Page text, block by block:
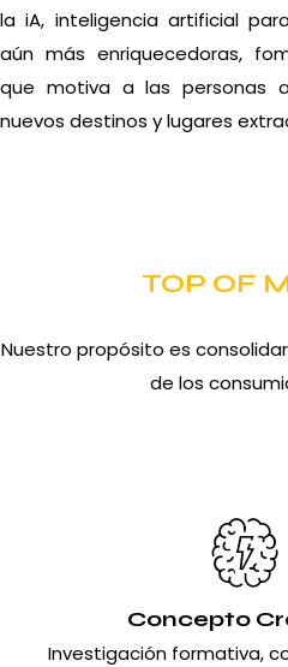
la iA, inteligencia artificial
aún más enriquecedoras,
que motiva a las personas
nuevos destinos y lugares
TOP OF
Nuestro propósito es
de los
Concepto
Investigación formativa,